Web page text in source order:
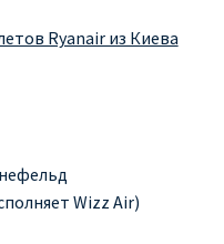
ЦЕНЫ |
ОНЛАЙН
Ryanair из Киева
Wizz Air)